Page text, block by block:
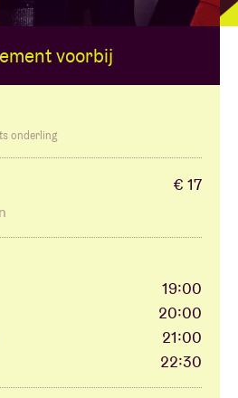
voorbij
onderling
€ 17
19:00
20:00
21:00
22:30